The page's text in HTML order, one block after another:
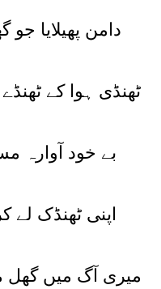
دامن پھیلایا جو
ٹھنڈی ہوا کے
بے خود آوارہ
اپنی ٹھنڈک لے
میری آگ میں گھل